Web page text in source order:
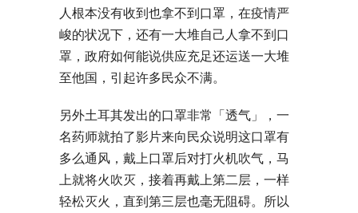
人根本没有收到也拿不到口罩，在疫情严
峻的状况下，还有一大堆自己人拿不到口
罩，政府如何能说供应充足还运送一大堆
至他国，引起许多民众不满。
另外土耳其发出的口罩非常「透气」，一
名药师就拍了影片来向民众说明这口罩有
多么通风，戴上口罩后对打火机吹气，马
上就将火吹灭，接着再戴上第二层，一样
轻松灭火，直到第三层也毫无阻碍。所以